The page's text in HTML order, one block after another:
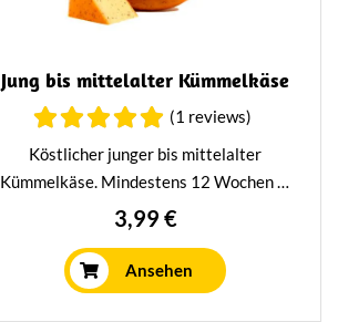
Jung bis mittelalter Kümmelkäse
(1 reviews)
Köstlicher junger bis mittelalter
Kümmelkäse. Mindestens 12 Wochen in
unserem eigenen Reifehaus gereift, was
ihm einen milden, nussigen Geschmack
verleiht.
3,99 €
Ansehen